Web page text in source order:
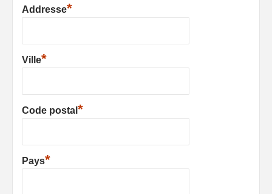
Addresse*
Ville*
Code postal *
Pays*